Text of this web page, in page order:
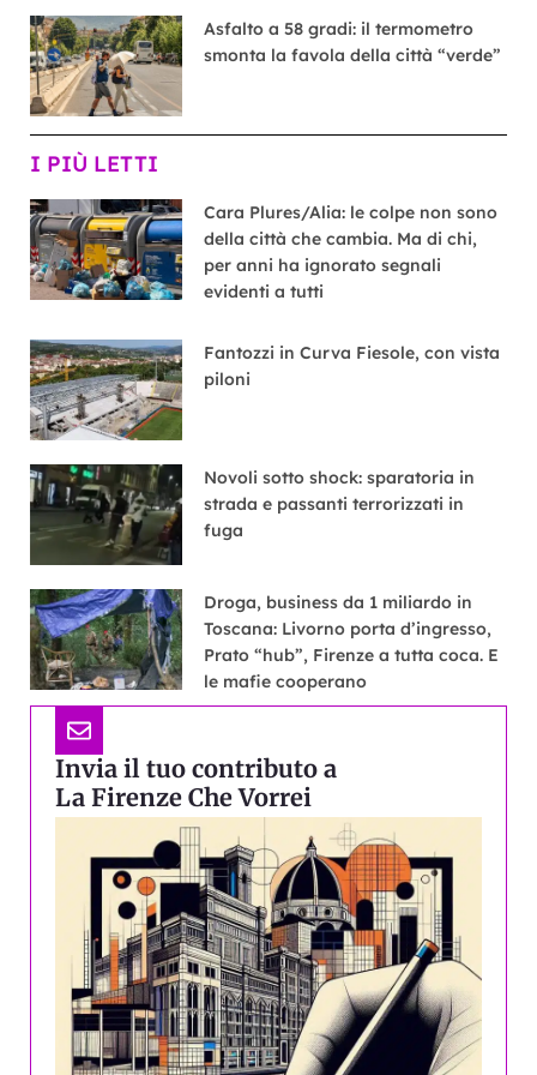
Asfalto a 58 gradi: il termometro
smonta la favola della città “verde”
I PIÙ LETTI
Cara Plures/Alia: le colpe non sono
della città che cambia. Ma di chi,
per anni ha ignorato segnali
evidenti a tutti
Fantozzi in Curva Fiesole, con vista
piloni
Novoli sotto shock: sparatoria in
strada e passanti terrorizzati in
fuga
Droga, business da 1 miliardo in
Toscana: Livorno porta d’ingresso,
Prato “hub”, Firenze a tutta coca. E
le mafie cooperano
Invia il tuo contributo a
La Firenze Che Vorrei